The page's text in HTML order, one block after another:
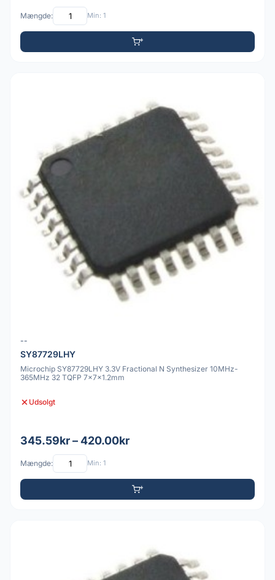
Mængde: Min: 1
--
SY87729LHY
Microchip SY87729LHY 3.3V Fractional N Synthesizer 10MHz-
365MHz 32 TQFP 7x7x1.2mm
Udsolgt
345.59kr – 420.00kr
Mængde: Min: 1